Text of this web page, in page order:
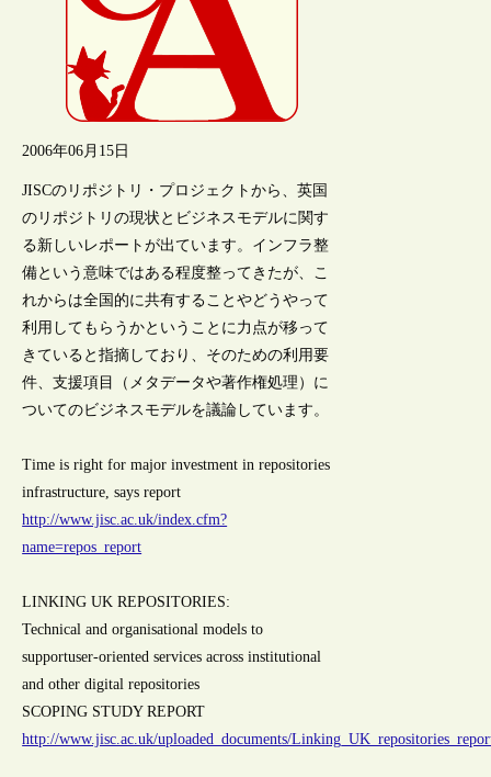
2006年06月15日
JISCのリポジトリ・プロジェクトから、英国
のリポジトリの現状とビジネスモデルに関す
る新しいレポートが出ています。インフラ整
備という意味ではある程度整ってきたが、こ
れからは全国的に共有することやどうやって
利用してもらうかということに力点が移って
きていると指摘しており、そのための利用要
件、支援項目（メタデータや著作権処理）に
ついてのビジネスモデルを議論しています。
Time is right for major investment in repositories
infrastructure, says report
http://www.jisc.ac.uk/index.cfm?
name=repos_report
LINKING UK REPOSITORIES:
Technical and organisational models to
supportuser-oriented services across institutional
and other digital repositories
SCOPING STUDY REPORT
http://www.jisc.ac.uk/uploaded_documents/